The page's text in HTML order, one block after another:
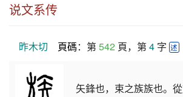
说文系传
昨木切 頁碼：第 542 頁，第 4 字 述
矢鋒也，束之族族也。從